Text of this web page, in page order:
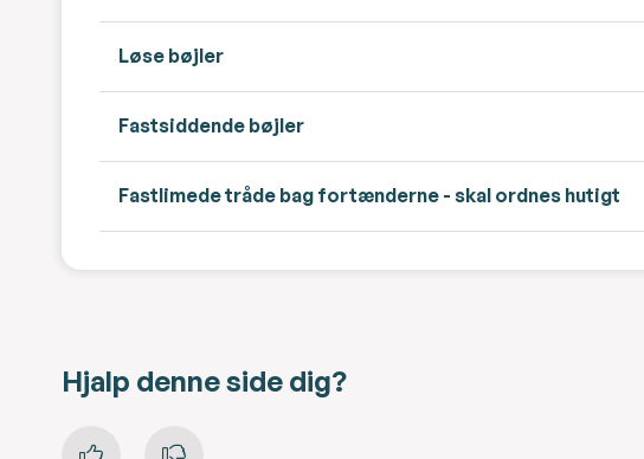
Løse bøjler
Fastsiddende bøjler
Fastlimede tråde bag fortænderne - skal ordnes hutigt
Hjalp denne side dig?